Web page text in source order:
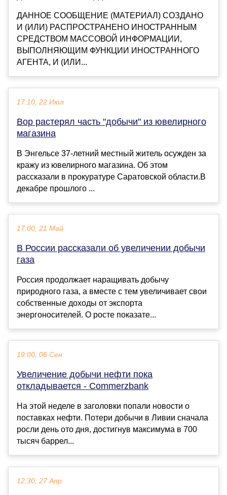
ДАННОЕ СООБЩЕНИЕ (МАТЕРИАЛ) СОЗДАНО
И (ИЛИ) РАСПРОСТРАНЕНО ИНОСТРАННЫМ
СРЕДСТВОМ МАССОВОЙ ИНФОРМАЦИИ,
ВЫПОЛНЯЮЩИМ ФУНКЦИИ ИНОСТРАННОГО
АГЕНТА, И (ИЛИ...
17:10, 22 Июл
Вор растерял часть "добычи" из ювелирного
магазина
В Энгельсе 37-летний местный житель осужден за
кражу из ювелирного магазина. Об этом
рассказали в прокуратуре Саратовской области.В
декабре прошлого ...
17:00, 21 Май
В России рассказали об увеличении добычи
газа
Россия продолжает наращивать добычу
природного газа, а вместе с тем увеличивает свои
собственные доходы от экспорта
энергоносителей. О росте показате...
19:00, 06 Сен
Увеличение добычи нефти пока
откладывается - Commerzbank
На этой неделе в заголовки попали новости о
поставках нефти. Потери добычи в Ливии сначала
росли день ото дня, достигнув максимума в 700
тысяч баррел...
12:30, 27 Апр